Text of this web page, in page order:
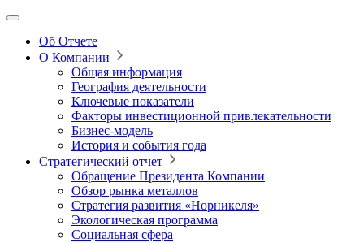
Об Отчете
О Компании
Общая информация
География деятельности
Ключевые показатели
Факторы инвестиционной привлекательности
Бизнес-модель
История и события года
Стратегический отчет
Обращение Президента Компании
Обзор рынка металлов
Стратегия развития «Норникеля»
Экологическая программа
Социальная сфера